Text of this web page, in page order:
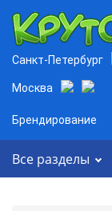
Санкт-Петербург
Москва
Брендирование
Все разделы